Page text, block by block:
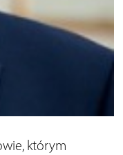
którym